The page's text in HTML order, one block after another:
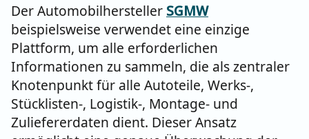
Der Automobilhersteller SGMW
beispielsweise verwendet eine einzige
Plattform, um alle erforderlichen
Informationen zu sammeln, die als zentraler
Knotenpunkt für alle Autoteile, Werks-,
Stücklisten-, Logistik-, Montage- und
Zuliefererdaten dient. Dieser Ansatz